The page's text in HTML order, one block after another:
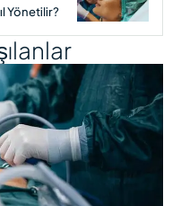
Yönetilir?